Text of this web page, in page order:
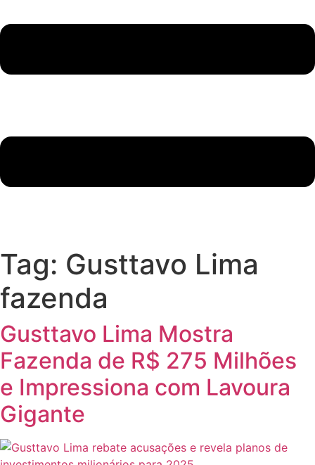
Tag: Gusttavo Lima
fazenda
Gusttavo Lima Mostra
Fazenda de R$ 275 Milhões
e Impressiona com Lavoura
Gigante